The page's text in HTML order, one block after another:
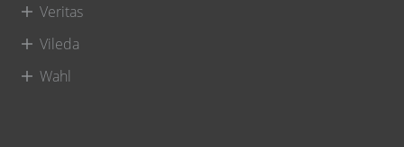
Veritas
Vileda
Wahl